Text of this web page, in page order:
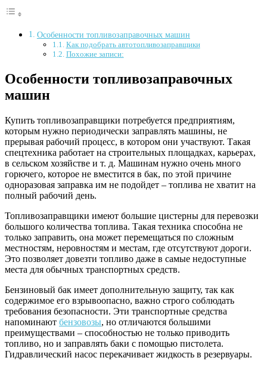
Особенности топливозаправочных машин
Как подобрать автотопливозаправщики
Похожие записи:
Особенности топливозаправочных
машин
Купить топливозаправщики потребуется предприятиям,
которым нужно периодически заправлять машины, не
прерывая рабочий процесс, в котором они участвуют. Такая
спецтехника работает на строительных площадках, карьерах,
в сельском хозяйстве и т. д. Машинам нужно очень много
горючего, которое не вместится в бак, по этой причине
одноразовая заправка им не подойдет – топлива не хватит на
полный рабочий день.
Топливозаправщики имеют большие цистерны для перевозки
большого количества топлива. Такая техника способна не
только заправить, она может перемещаться по сложным
местностям, неровностям и местам, где отсутствуют дороги.
Это позволяет довезти топливо даже в самые недоступные
места для обычных транспортных средств.
Бензиновый бак имеет дополнительную защиту, так как
содержимое его взрывоопасно, важно строго соблюдать
требования безопасности. Эти транспортные средства
напоминают бензовозы, но отличаются большими
преимуществами – способностью не только приводить
топливо, но и заправлять баки с помощью пистолета.
Гидравлический насос перекачивает жидкость в резервуары.